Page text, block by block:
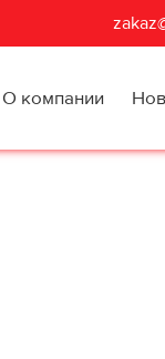
О компании